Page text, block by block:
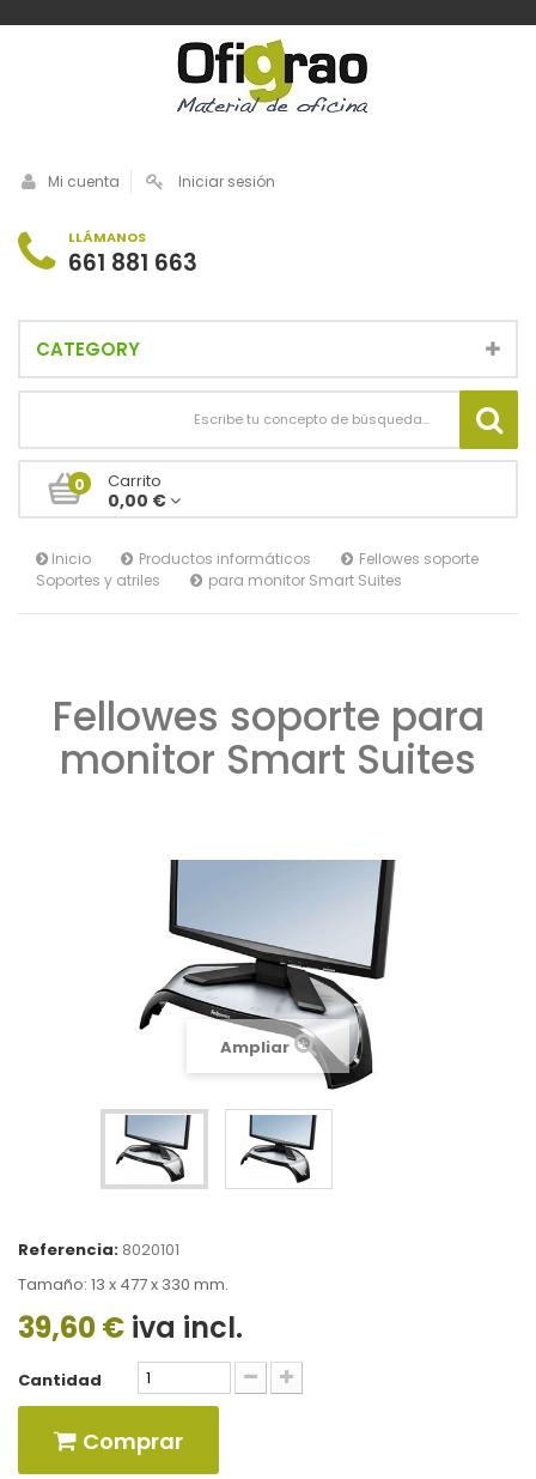
Mi cuenta Iniciar sesión
LLÁMANOS
661 881 663
CATEGORY
0 Carrito
0,00 €
Inicio
Productos informáticos
Soportes y atriles
Fellowes soporte
para monitor Smart Suites
Fellowes soporte para
monitor Smart Suites
Ampliar
Referencia: 8020101
Tamaño: 13 x 477 x 330 mm.
39,60 € iva incl.
Cantidad
Comprar